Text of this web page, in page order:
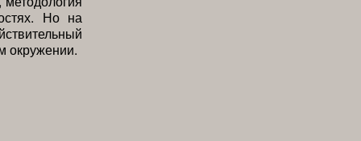
Но на
окружении.